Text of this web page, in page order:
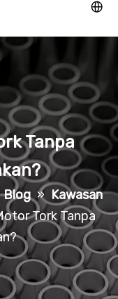
Tanpa
Blog » Kawasan
Tork Tanpa